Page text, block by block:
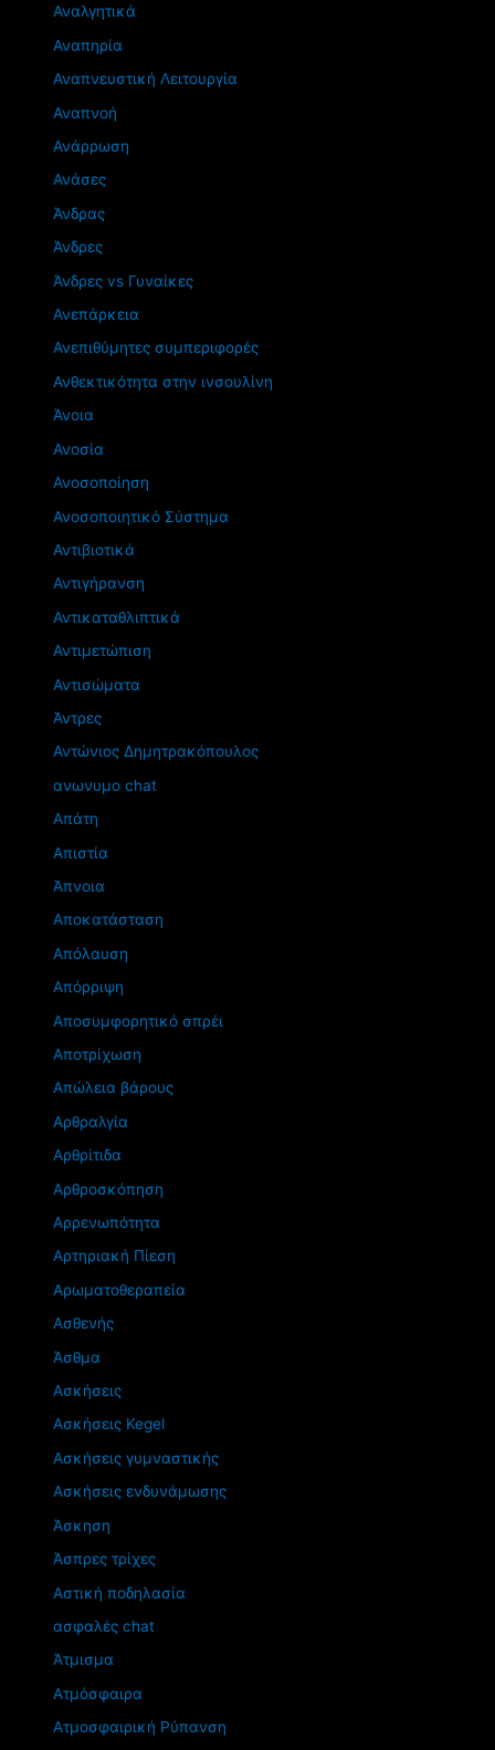
Αναλγητικά
Αναπηρία
Αναπνευστική Λειτουργία
Αναπνοή
Ανάρρωση
Ανάσες
Άνδρας
Άνδρες
Άνδρες vs Γυναίκες
Ανεπάρκεια
Ανεπιθύμητες συμπεριφορές
Ανθεκτικότητα στην ινσουλίνη
Άνοια
Ανοσία
Ανοσοποίηση
Ανοσοποιητικό Σύστημα
Αντιβιοτικά
Αντιγήρανση
Αντικαταθλιπτικά
Αντιμετώπιση
Αντισώματα
Άντρες
Αντώνιος Δημητρακόπουλος
ανωνυμο chat
Απάτη
Απιστία
Άπνοια
Αποκατάσταση
Απόλαυση
Απόρριψη
Αποσυμφορητικό σπρέι
Αποτρίχωση
Απώλεια βάρους
Αρθραλγία
Αρθρίτιδα
Αρθροσκόπηση
Αρρενωπότητα
Αρτηριακή Πίεση
Αρωματοθεραπεία
Ασθενής
Άσθμα
Ασκήσεις
Ασκήσεις Kegel
Ασκήσεις γυμναστικής
Ασκήσεις ενδυνάμωσης
Άσκηση
Άσπρες τρίχες
Αστική ποδηλασία
ασφαλές chat
Άτμισμα
Ατμόσφαιρα
Ατμοσφαιρική Ρύπανση